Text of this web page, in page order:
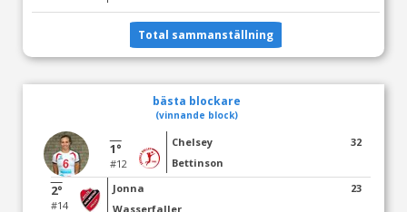
Total sammanställning
bästa blockare
(vinnande block)
1°
#12
Chelsey
Bettinson
32
2°
#14
Jonna
Wasserfaller
23